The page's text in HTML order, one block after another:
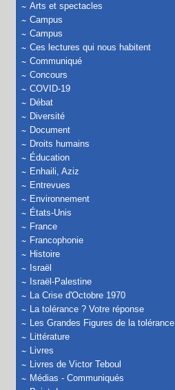
Arts et spectacles
Campus
Campus
Ces lectures qui nous habitent
Communiqué
Concours
COVID-19
Débat
Diversité
Document
Droits humains
Éducation
Enhaili, Aziz
Entrevues
Environnement
États-Unis
France
Francophonie
Histoire
Israël
Israël-Palestine
La Crise d'Octobre 1970
La tolérance ? Votre réponse
Les Grandes Figures de la tolérance
Littérature
Livres
Livres de Victor Teboul
Médias - Communiqués